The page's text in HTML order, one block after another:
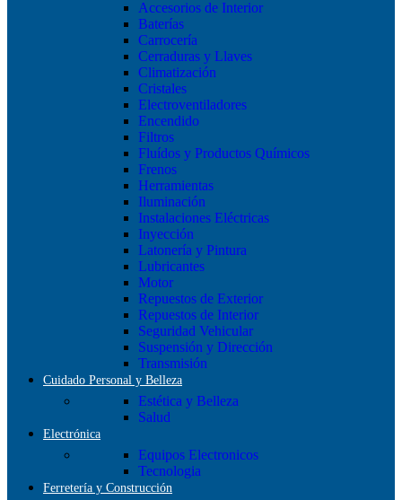
Accesorios de Interior
Baterías
Carrocería
Cerraduras y Llaves
Climatización
Cristales
Electroventiladores
Encendido
Filtros
Fluídos y Productos Químicos
Frenos
Herramientas
Iluminación
Instalaciones Eléctricas
Inyección
Latonería y Pintura
Lubricantes
Motor
Repuestos de Exterior
Repuestos de Interior
Seguridad Vehicular
Suspensión y Dirección
Transmisión
Cuidado Personal y Belleza
Estética y Belleza
Salud
Electrónica
Equipos Electronicos
Tecnologia
Ferretería y Construcción